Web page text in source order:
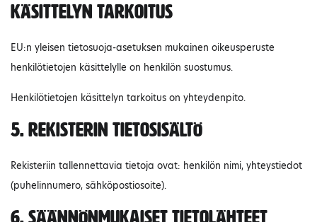
käsittelyn tarkoitus
EU:n yleisen tietosuoja-asetuksen mukainen oikeusperuste
henkilötietojen käsittelylle on henkilön suostumus.
Henkilötietojen käsittelyn tarkoitus on yhteydenpito.
5. Rekisterin tietosisältö
Rekisteriin tallennettavia tietoja ovat: henkilön nimi, yhteystiedot
(puhelinnumero, sähköpostiosoite).
6. Säännönmukaiset tietolähteet